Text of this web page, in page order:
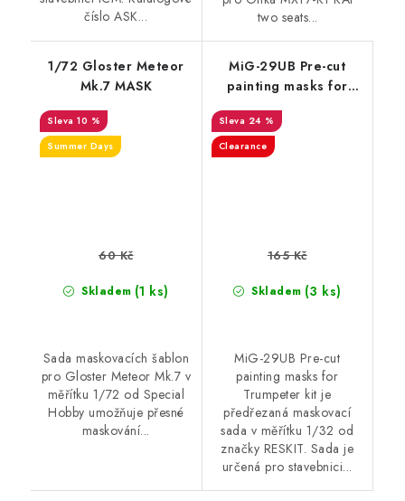
číslo ASK...
two seats...
1/72 Gloster Meteor
Mk.7 MASK
10 %
Summer Days
Skladem (1 ks)
60 Kč
Sada maskovacích šablon
pro Gloster Meteor Mk.7 v
měřítku 1/72 od Special
Hobby umožňuje přesné
maskování...
MiG-29UB Pre-cut
painting masks for
24 %
Clearance
Skladem (3 ks)
165 Kč
MiG-29UB Pre-cut
painting masks for
Trumpeter kit je
předřezaná maskovací
sada v měřítku 1/32 od
značky RESKIT. Sada je
určená pro stavebnici...